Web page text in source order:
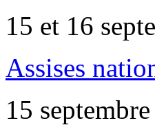
15 et 16
Assises
15